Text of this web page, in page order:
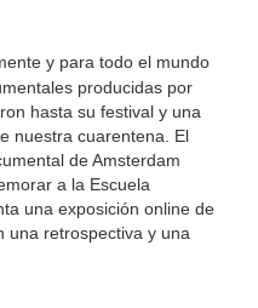
y para todo el mundo
producidas por
hasta su festival y una
nuestra cuarentena. El
de Amsterdam
a la Escuela
una exposición online de
una retrospectiva y una